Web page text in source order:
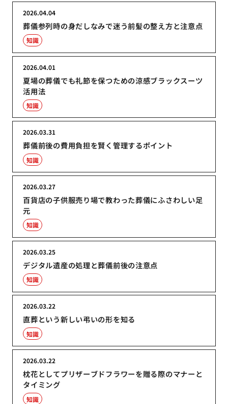
葬儀参列時の身だしなみで迷う前髪の整え方と注意点
2026.04.04
知識
夏場の葬儀でも礼節を保つための涼感ブラックスーツ
活用法
2026.04.01
知識
葬儀前後の費用負担を賢く管理するポイント
2026.03.31
知識
百貨店の子供服売り場で教わった葬儀にふさわしい足
元
2026.03.27
知識
デジタル遺産の処理と葬儀前後の注意点
2026.03.25
知識
直葬という新しい弔いの形を知る
2026.03.22
知識
枕花としてプリザーブドフラワーを贈る際のマナーと
タイミング
2026.03.22
知識